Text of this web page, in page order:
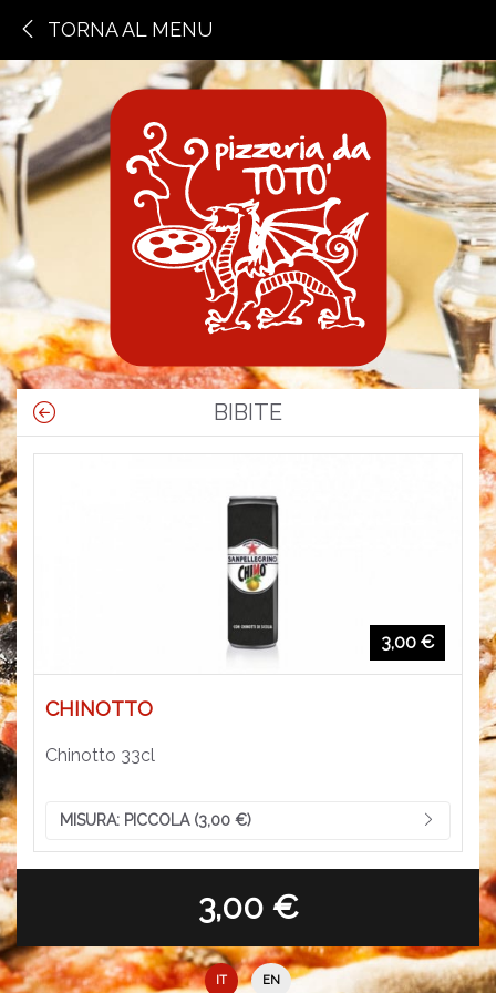
TORNA AL MENU
BIBITE
3,00 €
CHINOTTO
Chinotto 33cl
MISURA: PICCOLA (3,00 €)
3,00 €
IT EN